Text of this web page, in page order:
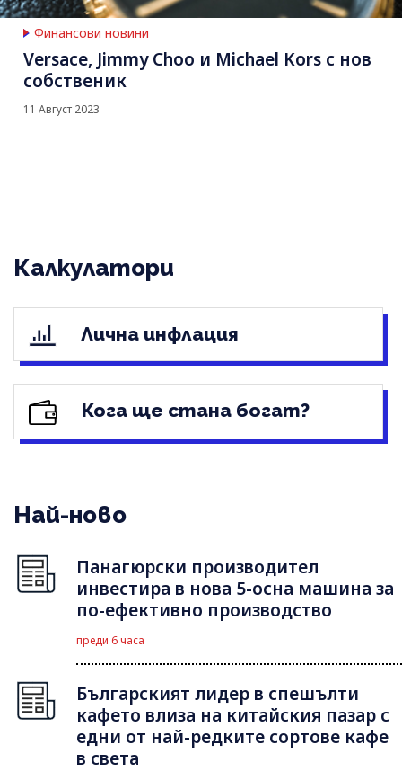
Финансови новини
Versace, Jimmy Choo и Michael Kors с нов
собственик
11 Август 2023
Калкулатори
Лична инфлация
Кога ще стана богат?
Най-ново
Панагюрски производител
инвестира в нова 5-осна машина за
по-ефективно производство
преди 6 часа
Българският лидер в спешълти
кафето влиза на китайския пазар с
едни от най-редките сортове кафе
в света